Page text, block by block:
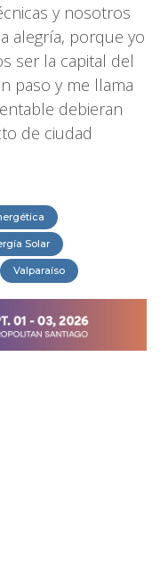
y nosotros
alegría, porque yo
ser la capital del
paso y me llama
debieran
de ciudad
Solar
Valparaíso